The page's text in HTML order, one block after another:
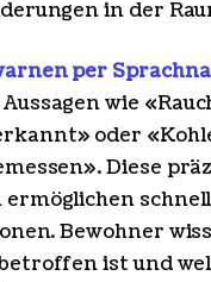
in der
per
wie
oder
Diese
Bewohner
ist und